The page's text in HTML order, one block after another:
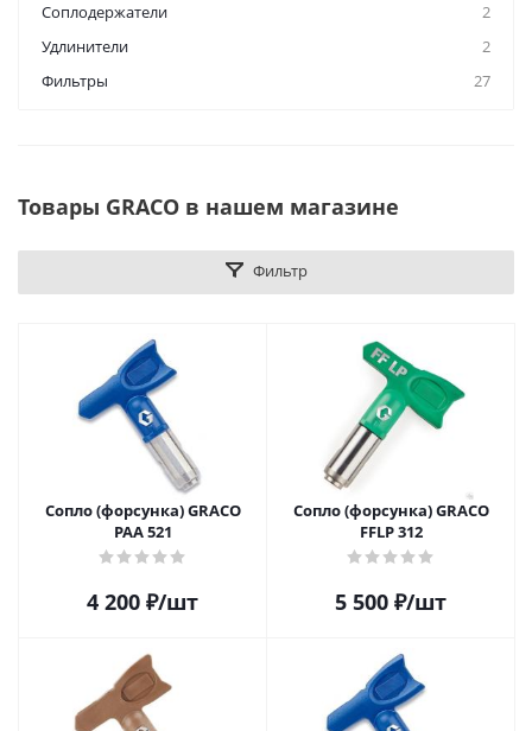
Соплодержатели
2
Удлинители
2
Фильтры
27
Товары GRACO в нашем магазине
Фильтр
Сопло (форсунка) GRACO
PAA 521
4 200 ₽/шт
Сопло (форсунка) GRACO
FFLP 312
5 500 ₽/шт